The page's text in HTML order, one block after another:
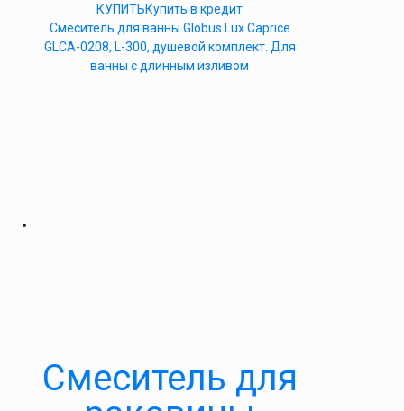
КУПИТЬКупить в кредит
Смеситель для ванны Globus Lux Caprice
GLCA-0208, L-300, душевой комплект. Для
ванны с длинным изливом
Смеситель для